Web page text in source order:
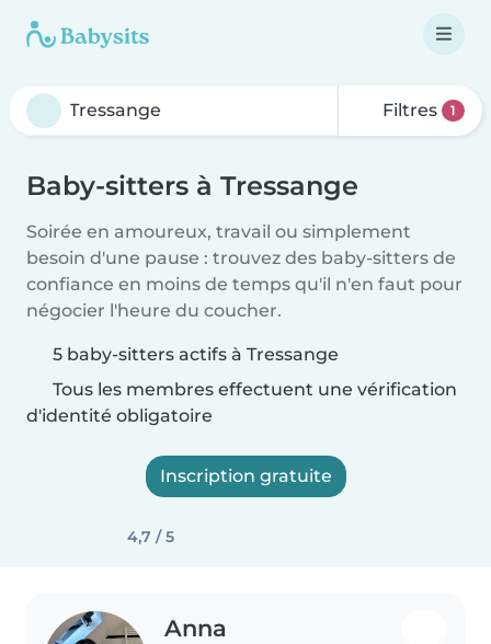
Filtres 1
Baby-sitters à Tressange
Soirée en amoureux, travail ou simplement
besoin d'une pause : trouvez des baby-sitters de
confiance en moins de temps qu'il n'en faut pour
négocier l'heure du coucher.
5 baby-sitters actifs à Tressange
Tous les membres effectuent une vérification
d'identité obligatoire
Inscription gratuite
4,7 / 5
Anna